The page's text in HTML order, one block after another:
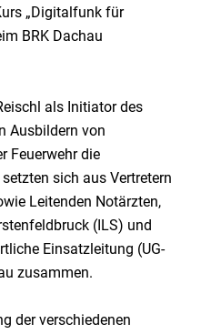
„Digitalfunk für
BRK Dachau
als Initiator des
Ausbildern von
Feuerwehr die
sich aus Vertretern
Leitenden Notärzten,
(ILS) und
Einsatzleitung (UG-
zusammen.
der verschiedenen